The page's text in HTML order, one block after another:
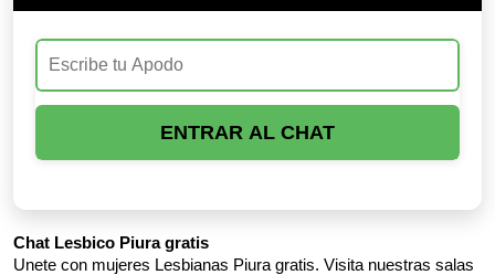
ENTRAR AL CHAT
Chat Lesbico Piura gratis
Unete con mujeres Lesbianas Piura gratis. Visita nuestras salas